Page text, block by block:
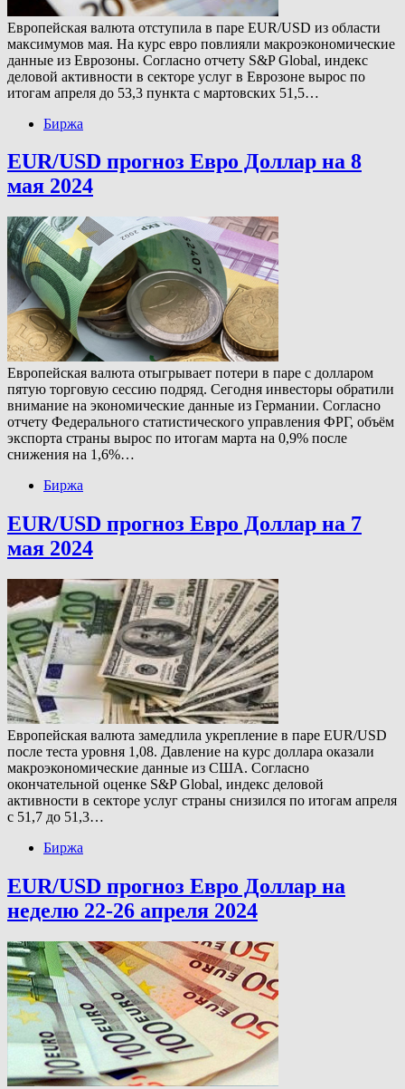
Европейская валюта отступила в паре EUR/USD из области
максимумов мая. На курс евро повлияли макроэкономические
данные из Еврозоны. Согласно отчету S&P Global, индекс
деловой активности в секторе услуг в Еврозоне вырос по
итогам апреля до 53,3 пункта с мартовских 51,5…
Биржа
EUR/USD прогноз Евро Доллар на 8
мая 2024
Европейская валюта отыгрывает потери в паре с долларом
пятую торговую сессию подряд. Сегодня инвесторы обратили
внимание на экономические данные из Германии. Согласно
отчету Федерального статистического управления ФРГ, объём
экспорта страны вырос по итогам марта на 0,9% после
снижения на 1,6%…
Биржа
EUR/USD прогноз Евро Доллар на 7
мая 2024
Европейская валюта замедлила укрепление в паре EUR/USD
после теста уровня 1,08. Давление на курс доллара оказали
макроэкономические данные из США. Согласно
окончательной оценке S&P Global, индекс деловой
активности в секторе услуг страны снизился по итогам апреля
с 51,7 до 51,3…
Биржа
EUR/USD прогноз Евро Доллар на
неделю 22-26 апреля 2024